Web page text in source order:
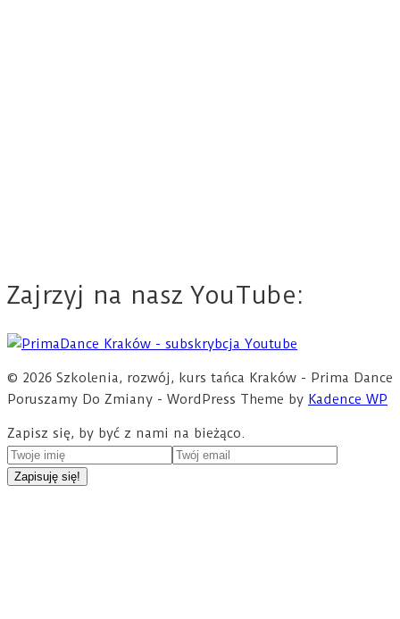
Zajrzyj na nasz YouTube:
© 2026 Szkolenia, rozwój, kurs tańca Kraków - Prima Dance
Poruszamy Do Zmiany - WordPress Theme by Kadence WP
Zapisz się, by być z nami na bieżąco.